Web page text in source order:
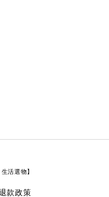
活選物】
款政策